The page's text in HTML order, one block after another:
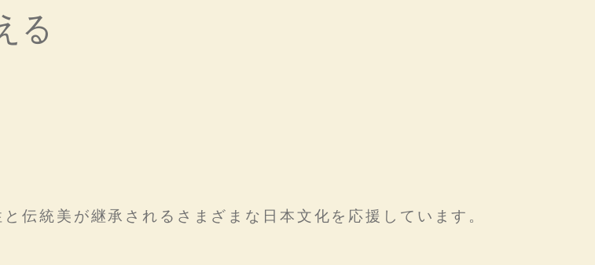
る
伝統美が継承されるさまざまな日本文化を応援しています。